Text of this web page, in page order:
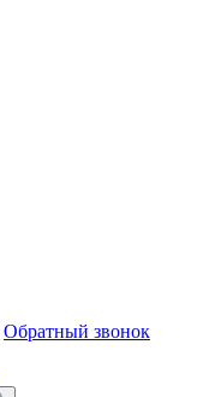
Обратный звонок